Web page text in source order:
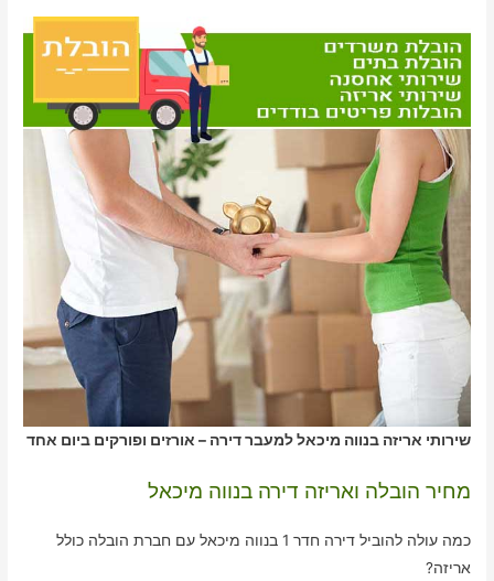
שירותי אריזה בנווה מיכאל למעבר דירה – אורזים ופורקים ביום אחד
מחיר הובלה ואריזה דירה בנווה מיכאל
כמה עולה להוביל דירה חדר 1 בנווה מיכאל עם חברת הובלה כולל
אריזה?